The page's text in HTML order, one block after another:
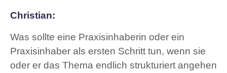
Christian:
Was sollte eine Praxisinhaberin oder ein
Praxisinhaber als ersten Schritt tun, wenn sie
oder er das Thema endlich strukturiert angehen